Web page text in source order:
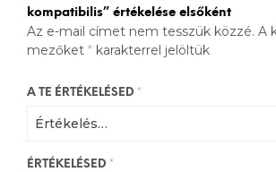
kompatibilis” értékelése elsőként
Az e-mail címet nem tesszük közzé. A
mezőket * karakterrel jelöltük
A TE ÉRTÉKELÉSED *
ÉRTÉKELÉSED *